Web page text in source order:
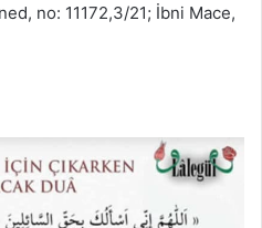
no: 11172,3/21; İbni Mace,